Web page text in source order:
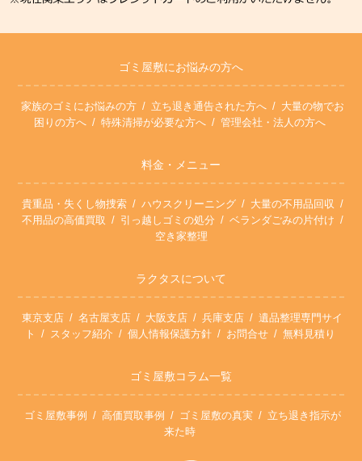
ゴミ屋敷にお悩みの方へ
家族のゴミにお悩みの方 立ち退き通告された方へ
大量の物でお
困りの方へ
特殊清掃が必要な方へ 管理会社・法人の方へ
料金・メニュー
貴重品・失くし物捜索 ハウスクリーニング
大量の不用品回収
不用品の高価買取
引っ越しゴミの処分
ベランダごみの片付け
空き家整理
ラクタスについて
東京支店 名古屋支店 大阪支店 兵庫支店
遺品整理専門サイ
ト
スタッフ紹介 個人情報保護方針 お問合せ 無料見積り
ゴミ屋敷コラム一覧
ゴミ屋敷事例 高価買取事例 ゴミ屋敷の真実
立ち退き指示が
来た時